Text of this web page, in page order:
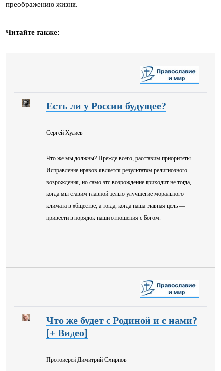
преображению жизни.
Читайте также:
Есть ли у России будущее?
Сергей Худиев
Что же мы должны? Прежде всего, расставим приоритеты.
Исправление нравов является результатом религиозного
возрождения, но само это возрождение приходит не тогда,
когда мы ставим главной целью улучшение морального
климата в обществе, а тогда, когда наша главная цель —
привести в порядок наши отношения с Богом.
Что же будет с Родиной и с нами?
[+ Видео]
Протоиерей Димитрий Смирнов